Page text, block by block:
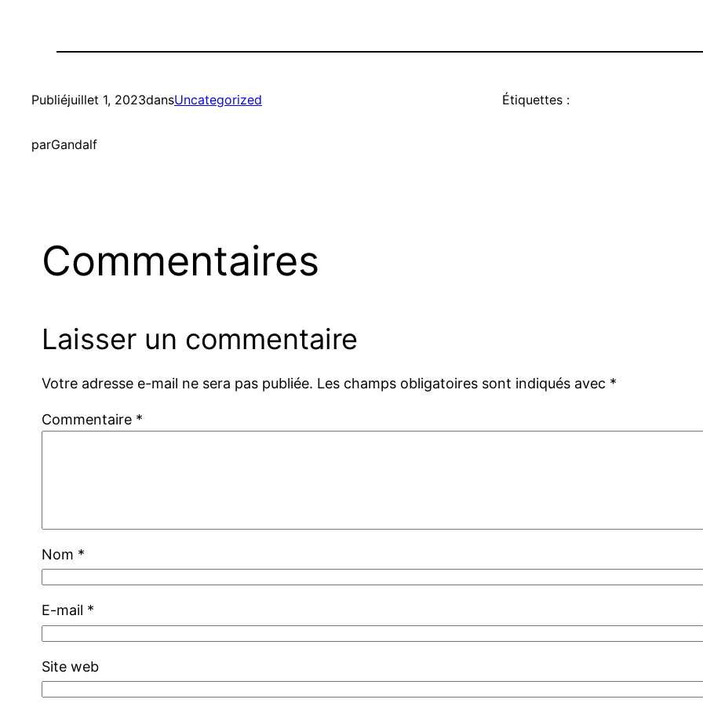
Publiéjuillet 1, 2023dansUncategorized
parGandalf
Étiquettes :
Commentaires
Laisser un commentaire
Votre adresse e-mail ne sera pas publiée. Les champs obligatoires sont indiqués avec *
Commentaire *
Nom *
E-mail *
Site web